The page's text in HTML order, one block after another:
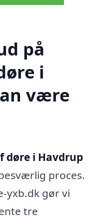
på
i
være
døre i Havdrup
proces.
yxb.dk gør vi
tre